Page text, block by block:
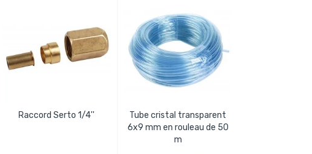
Raccord Serto 1/4''
Tube cristal transparent
6x9 mm en rouleau de 50
m